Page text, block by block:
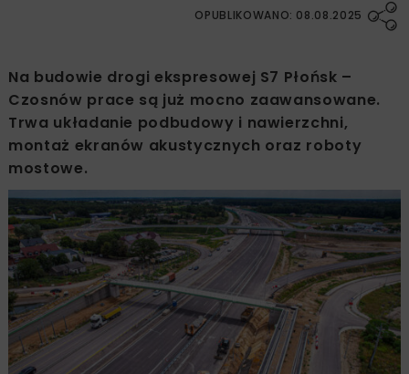
OPUBLIKOWANO: 08.08.2025
Na budowie drogi ekspresowej S7 Płońsk –
Czosnów prace są już mocno zaawansowane.
Trwa układanie podbudowy i nawierzchni,
montaż ekranów akustycznych oraz roboty
mostowe.